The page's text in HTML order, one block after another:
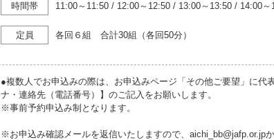
時間帯 11:00～11:50 / 12:00～12:50 / 13:00～13:50 / 14:00～
定員 各回６組 合計30組（各回50分）
●複数人でお申込みの際は、お申込みページ「その他ご要望」に代
ナ・連絡先（電話番号）】のご記入をお願いします。
※事前予約申込み制となります。
※お申込み確認メールを返信いたしますので、aichi_bb@jafp.or.jp